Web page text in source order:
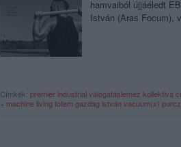
hamvaiból újjáéledt
István (Aras Focum),
Címkék: premier industrialválogatáslemez kollektiva
+ machine living totem gazdag istván vacuum(x)